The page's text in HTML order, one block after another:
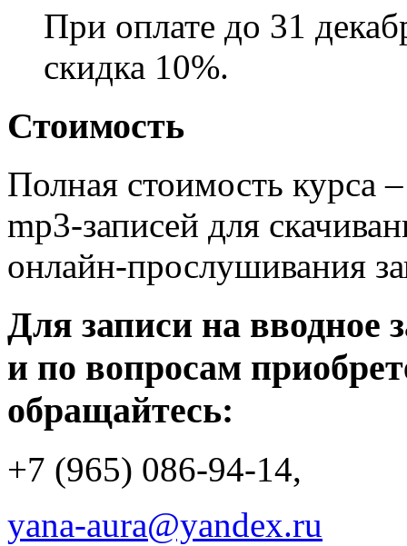
При оплате до 31
скидка 10%.
Стоимость
Полная стоимость курса
mp3-записей для
онлайн-прослушивания
Для записи на вводное
и по вопросам
обращайтесь:
+7 (965) 086-94-14,
yana-aura@yandex.ru